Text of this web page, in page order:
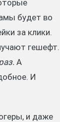
будет во
за клики.
гешефт.
А
И
и даже